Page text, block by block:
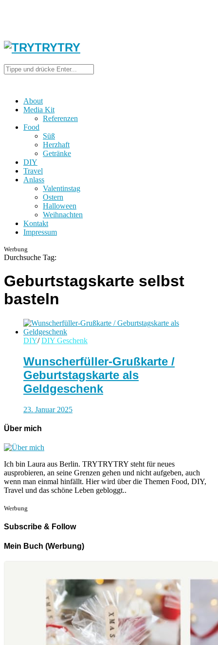
About
Media Kit
Referenzen
Food
Süß
Herzhaft
Getränke
DIY
Travel
Anlass
Valentinstag
Ostern
Halloween
Weihnachten
Kontakt
Impressum
Werbung
Durchsuche Tag:
Geburtstagskarte selbst
basteln
DIY/ DIY Geschenk
Wunscherfüller-Grußkarte /
Geburtstagskarte als
Geldgeschenk
23. Januar 2025
Über mich
Ich bin Laura aus Berlin. TRYTRYTRY steht für neues
ausprobieren, an seine Grenzen gehen und nicht aufgeben, auch
wenn man einmal hinfällt. Hier wird über die Themen Food, DIY,
Travel und das schöne Leben gebloggt..
Werbung
Subscribe & Follow
Mein Buch (Werbung)